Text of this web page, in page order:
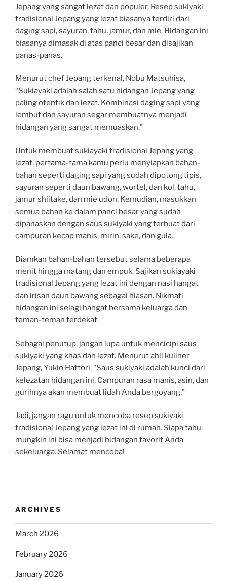
Jepang yang sangat lezat dan populer. Resep sukiyaki
tradisional Jepang yang lezat biasanya terdiri dari
daging sapi, sayuran, tahu, jamur, dan mie. Hidangan ini
biasanya dimasak di atas panci besar dan disajikan
panas-panas.
Menurut chef Jepang terkenal, Nobu Matsuhisa,
“Sukiayaki adalah salah satu hidangan Jepang yang
paling otentik dan lezat. Kombinasi daging sapi yang
lembut dan sayuran segar membuatnya menjadi
hidangan yang sangat memuaskan.”
Untuk membuat sukiayaki tradisional Jepang yang
lezat, pertama-tama kamu perlu menyiapkan bahan-
bahan seperti daging sapi yang sudah dipotong tipis,
sayuran seperti daun bawang, wortel, dan kol, tahu,
jamur shiitake, dan mie udon. Kemudian, masukkan
semua bahan ke dalam panci besar yang sudah
dipanaskan dengan saus sukiyaki yang terbuat dari
campuran kecap manis, mirin, sake, dan gula.
Diamkan bahan-bahan tersebut selama beberapa
menit hingga matang dan empuk. Sajikan sukiayaki
tradisional Jepang yang lezat ini dengan nasi hangat
dan irisan daun bawang sebagai hiasan. Nikmati
hidangan ini selagi hangat bersama keluarga dan
teman-teman terdekat.
Sebagai penutup, jangan lupa untuk mencicipi saus
sukiyaki yang khas dan lezat. Menurut ahli kuliner
Jepang, Yukio Hattori, “Saus sukiyaki adalah kunci dari
kelezatan hidangan ini. Campuran rasa manis, asin, dan
gurihnya akan membuat lidah Anda bergoyang.”
Jadi, jangan ragu untuk mencoba resep sukiyaki
tradisional Jepang yang lezat ini di rumah. Siapa tahu,
mungkin ini bisa menjadi hidangan favorit Anda
sekeluarga. Selamat mencoba!
ARCHIVES
March 2026
February 2026
January 2026